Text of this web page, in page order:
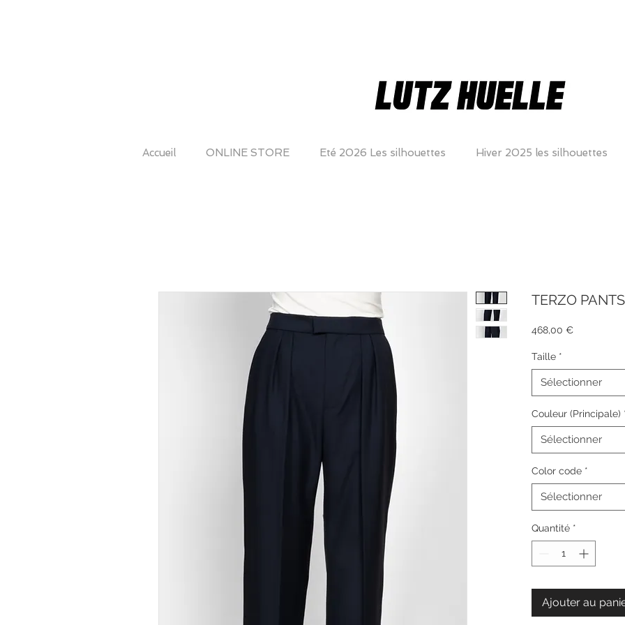
Accueil ONLINE STORE Eté 2026 Les silhouettes Hiver 2025 les silhouettes
TERZO PANTS
468,00 €Prix
Taille *
Sélectionner
Couleur (Principale)
Sélectionner
Color code *
Sélectionner
Quantité *
Ajouter au